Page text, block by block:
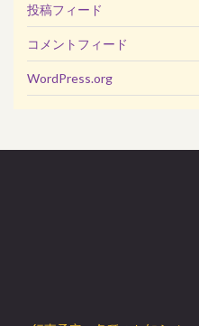
投稿フィード
コメントフィード
WordPress.org